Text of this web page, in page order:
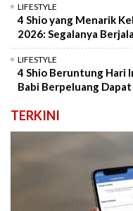
LIFESTYLE
4 Shio yang Menarik
2026: Segalanya
LIFESTYLE
4 Shio Beruntung Hari
Babi Berpeluang
TERKINI